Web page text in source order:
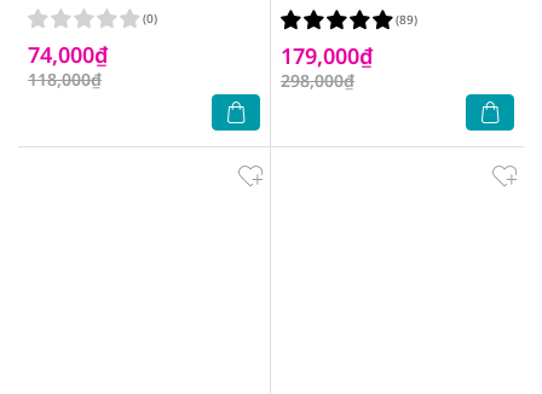
74,000₫
118,000₫
(0)
179,000₫
298,000₫
(89)